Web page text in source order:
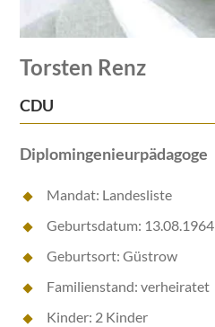
Torsten Renz
CDU
Diplomingenieurpädagoge
Mandat: Landesliste
Geburtsdatum: 13.08.1964
Geburtsort: Güstrow
Familienstand: verheiratet
Kinder: 2 Kinder